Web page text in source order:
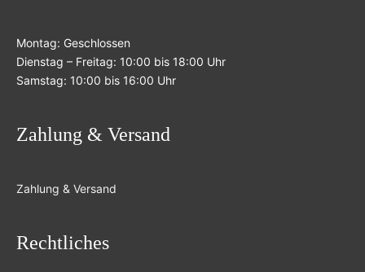
Montag: Geschlossen
Dienstag – Freitag: 10:00 bis 18:00 Uhr
Samstag: 10:00 bis 16:00 Uhr
Zahlung & Versand
Zahlung & Versand
Rechtliches